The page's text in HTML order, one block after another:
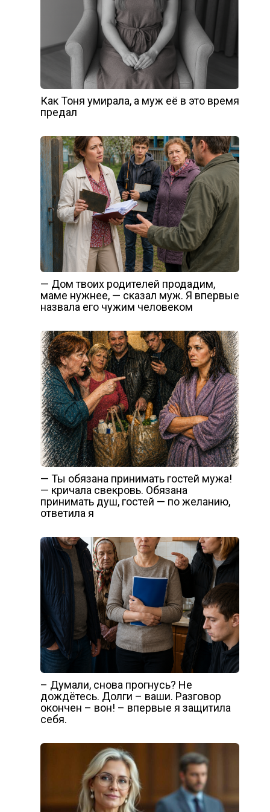
Как Тоня умирала, а муж её в это время
предал
— Дом твоих родителей продадим,
маме нужнее, — сказал муж. Я впервые
назвала его чужим человеком
— Ты обязана принимать гостей мужа!
— кричала свекровь. Обязана
принимать душ, гостей — по желанию,
ответила я
– Думали, снова прогнусь? Не
дождётесь. Долги – ваши. Разговор
окончен – вон! – впервые я защитила
себя.